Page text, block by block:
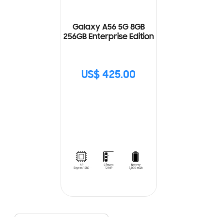
Galaxy A56 5G 8GB
256GB Enterprise Edition
US$ 425.00